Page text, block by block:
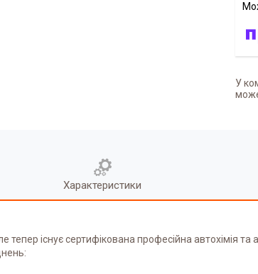
У
Характеристики
існує сертифікована професійна автохімія та